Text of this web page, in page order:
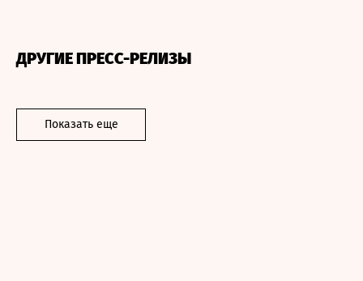
ДРУГИЕ ПРЕСС-РЕЛИЗЫ
Показать еще